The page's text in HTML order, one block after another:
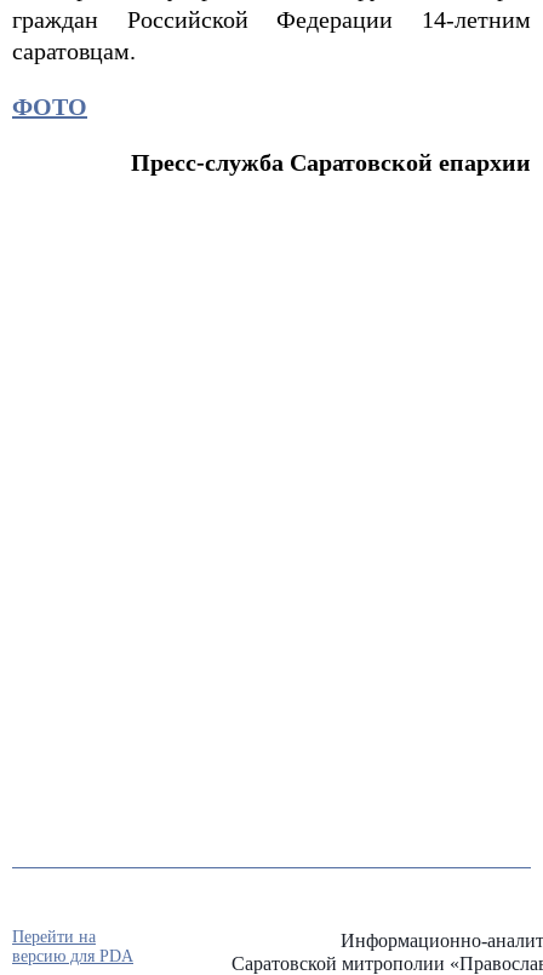
граждан Российской Федерации 14-летним
саратовцам.
ФОТО
Пресс-служба Саратовской епархии
Информационно-
Саратовской митрополии
Перейти на
версию для PDA